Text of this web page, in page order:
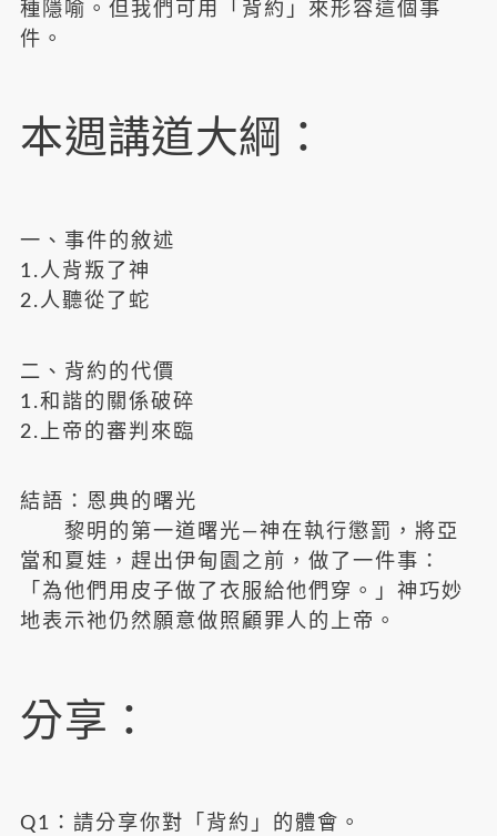
種隱喻。但我們可用「背約」來形容這個事
件。
本週講道大綱：
一、事件的敘述
1.人背叛了神
2.人聽從了蛇
二、背約的代價
1.和諧的關係破碎
2.上帝的審判來臨
結語：恩典的曙光
黎明的第一道曙光—神在執行懲罰，將亞
當和夏娃，趕出伊甸園之前，做了一件事：
「為他們用皮子做了衣服給他們穿。」神巧妙
地表示祂仍然願意做照顧罪人的上帝。
分享：
Q1：請分享你對「背約」的體會。